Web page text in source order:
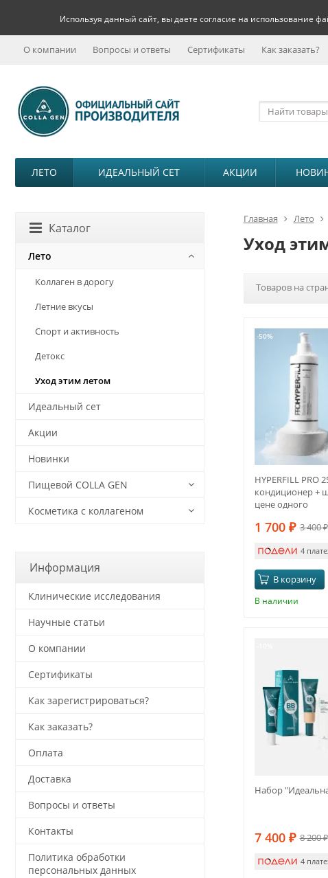
Используя данный сайт, вы даете согласие на использование
О компании Вопросы и ответы Сертификаты Как заказать?
ЛЕТО ИДЕАЛЬНЫЙ СЕТ АКЦИИ
Главная Лето
Уход
Товаров на
-50%
HYPERFILL PRO
кондиционер +
цене одного
1 700 ₽ 3 400₽
4
В корзину
В наличии
Набор
7 400 ₽ 8 200₽
4
Каталог
Лето
Коллаген в дорогу
Летние вкусы
Спорт и активность
Детокс
Уход этим летом
Идеальный сет
Акции
Новинки
Пищевой COLLA GEN
Косметика с коллагеном
Информация
Клинические исследования
Научные статьи
О компании
Сертификаты
Как зарегистрироваться?
Как заказать?
Оплата
Доставка
Вопросы и ответы
Контакты
Политика обработки
персональных данных